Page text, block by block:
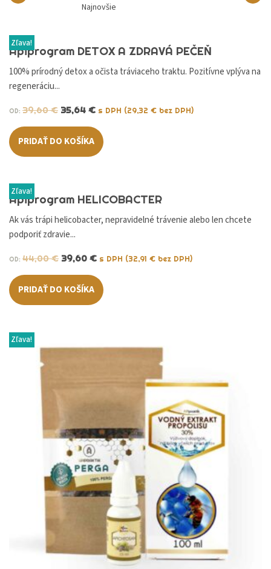
Najnovšie
Zľava!
Apiprogram DETOX A ZDRAVÁ PEČEŇ
100% prírodný detox a očista tráviaceho traktu. Pozitívne vplýva na
regeneráciu...
OD: 39,60€ 35,64 € s DPH (29,32 € bez DPH)
PRIDAŤ DO KOŠÍKA
Zľava!
Apiprogram HELICOBACTER
Ak vás trápi helicobacter, nepravidelné trávenie alebo len chcete
podporiť zdravie...
OD: 44,00€ 39,60 € s DPH (32,91 € bez DPH)
PRIDAŤ DO KOŠÍKA
Zľava!